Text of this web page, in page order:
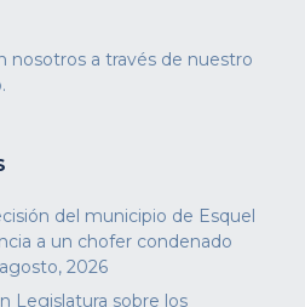
nosotros a través de nuestro
.
del municipio de Esquel
a un chofer condenado
2026
Legislatura sobre los